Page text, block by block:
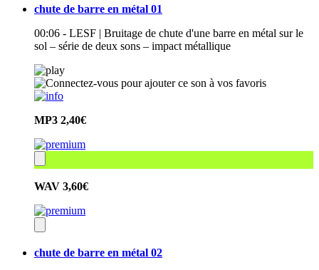
chute de barre en métal 01
00:06 - LESF | Bruitage de chute d'une barre en métal sur le
sol – série de deux sons – impact métallique
MP3 2,40€
WAV 3,60€
chute de barre en métal 02